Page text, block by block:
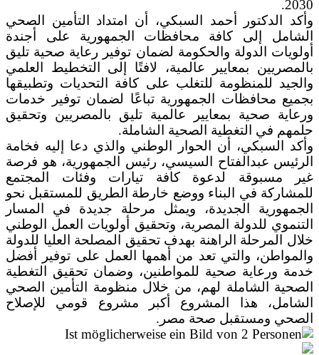
2030.
وأكد الدكتور أحمد السبكي، أن امتداد التأمين الصحي
الشامل إلى كافة محافظات الجمهورية على أجندة
أولويات الدولة والحكومة لضمان توفير رعاية صحية تليق
بالمصريين بمعايير عالمية، لافتًا إلى التخطيط العلمي
والجيد للمنظومة للتغلب على كافة التحديات وتطبيقها
بجميع محافظات الجمهورية تباعًا لضمان توفير خدمات
ورعاية صحية بمعايير عالمية تليق بالمصريين وتحقيق
حلمهم في التغطية الصحية الشاملة.
وأكد السبكي، أن الحوار الوطني والذي دعا إليه فخامة
الرئيس عبدالفتاح السيسي، رئيس الجمهورية، هو فرصة
غير مسبوقة لدعوة كافة تيارات وفئات المجتمع
للمشاركة في البناء ووضع خارطة الطريق للمستقبل نحو
الجمهورية الجديدة، ويمثل مرحلة جديدة في المسار
التنموي للدولة المصرية، وتحقيق أولويات العمل الوطني
خلال المرحلة الراهنة بهدف تحقيق المصلحة العليا للدولة
والمواطن، والتي تعد من أهمها العمل على توفير أفضل
خدمة ورعاية صحية للمواطنين، وضمان تحقيق التغطية
الصحية الشاملة لهم، من خلال منظومة التأمين الصحي
الشامل، هذا المشروع أكبر مشروع قومي للإصلاح
الصحي ومستقبل صحة مصر.